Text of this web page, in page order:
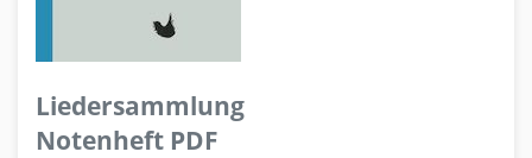
Liedersammlung
Notenheft PDF